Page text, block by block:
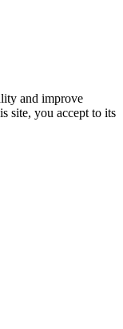
and improve
site, you accept to its